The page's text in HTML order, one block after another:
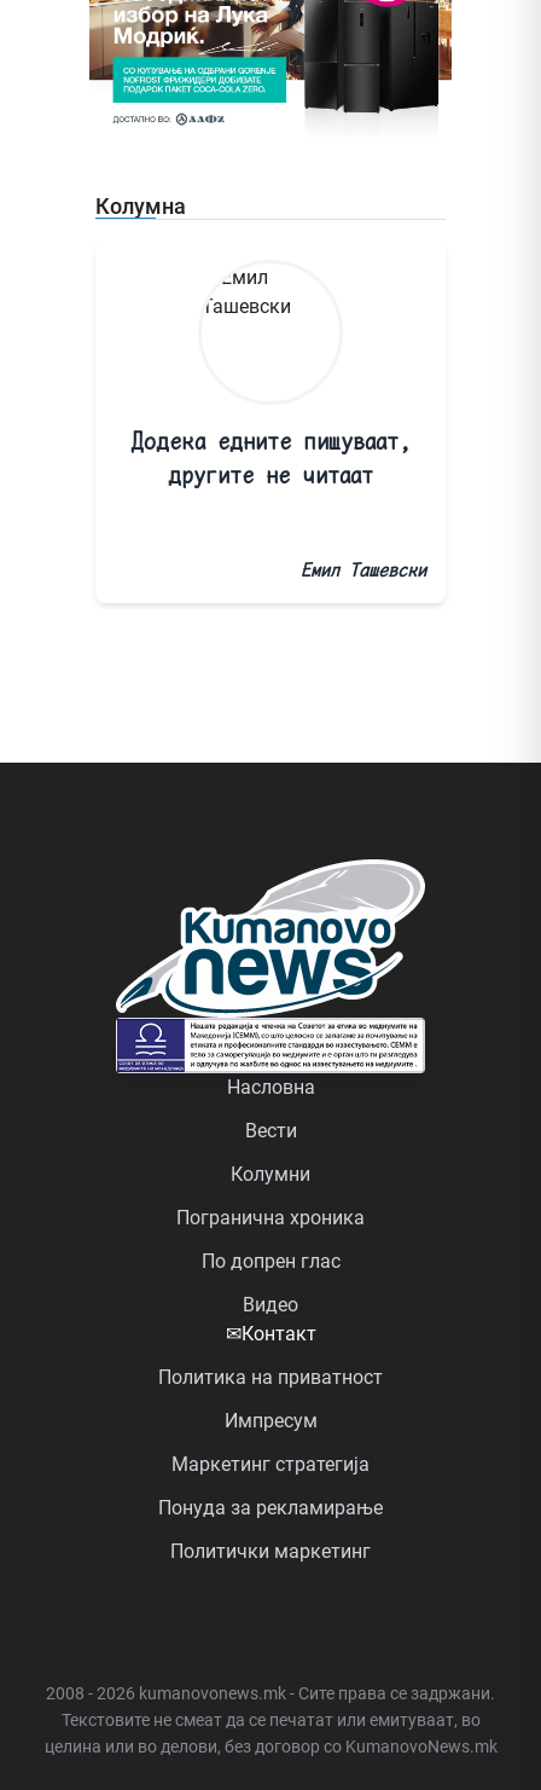
Колумна
Додека едните пишуваат,
другите не читаат
Емил Ташевски
Насловна
Вести
Колумни
Погранична хроника
По допрен глас
Видео
✉Контакт
Политика на приватност
Импресум
Маркетинг стратегија
Понуда за рекламирање
Политички маркетинг
2008 - 2026 kumanovonews.mk - Сите права се задржани.
Текстовите не смеат да се печатат или емитуваат, во
целина или во делови, без договор со KumanovoNews.mk